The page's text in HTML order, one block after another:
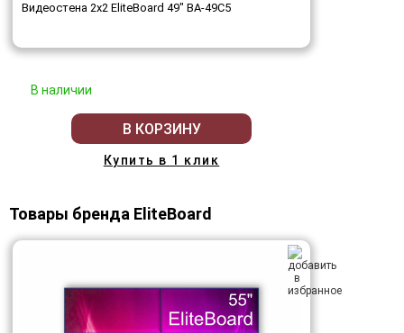
Видеостена 2x2 EliteBoard 49" BA-49C5
В наличии
В КОРЗИНУ
Купить в 1 клик
Товары бренда EliteBoard